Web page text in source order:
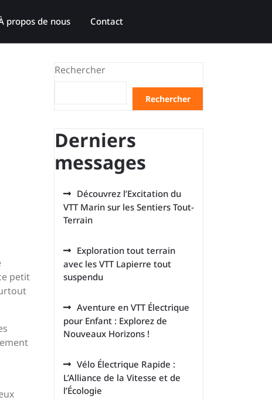
propos de nous Contact
petit
Rechercher
Rechercher
Derniers
messages
Découvrez l’Excitation du
VTT Marin sur les Sentiers Tout-
Terrain
Exploration tout terrain
avec les VTT Lapierre tout
suspendu
Aventure en VTT Électrique
pour Enfant : Explorez de
Nouveaux Horizons !
Vélo Électrique Rapide :
L’Alliance de la Vitesse et de
l’Écologie